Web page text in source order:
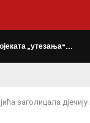
„утезања“…
заголицала